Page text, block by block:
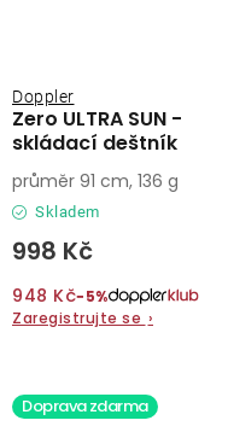
Zero ULTRA SUN -
skládací deštník
Doppler
Skladem
998 Kč
948 Kč−5%
Zaregistrujte se ›
průměr 91 cm, 136 g
Doprava zdarma